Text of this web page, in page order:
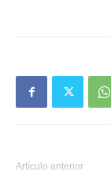
Artículo anterior